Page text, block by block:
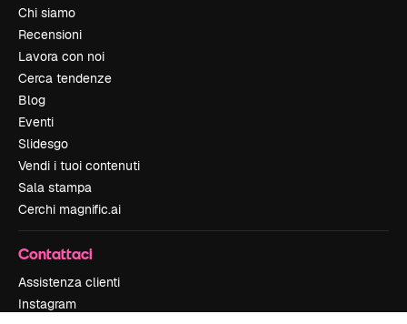
Chi siamo
Recensioni
Lavora con noi
Cerca tendenze
Blog
Eventi
Slidesgo
Vendi i tuoi contenuti
Sala stampa
Cerchi magnific.ai
Contattaci
Assistenza clienti
Instagram